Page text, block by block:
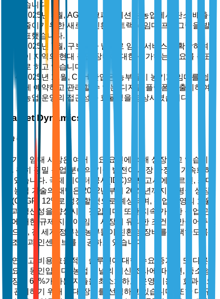
습니다.
2025년 3월, AGCO 코퍼레이션은 농업에서 탄소 배출을
줄이기 위한 새로운 친환경 트랙터 임대 프로그램을 발
표했습니다.
2025년 7월, 구보다가 남미로 임대 서비스를 확장하여
이 지역의 현대 농업 장비에 대한 증가하는 수요를 목표
로 하고 있습니다.
2025년 11월, CNH 산업은 농부들이 농기계 임대를 쉽
게 예약하고 관리할 수 있는 디지털 플랫폼을 출시하여
농업 운영의 접근성과 효율성을 향상시켰습니다.
Market Dynamics
시장 동인
농기계 임대 시장은 여러 주요 요인에 의해 성장하고 있습니
다. 특히 정밀 농업 분야의 기술 발전이 시장 확장을 가속화하
고 있습니다. 국제 데이터 공사(IDC)의 보고서에 따르면, 스마
트 농업 기술의 채택은 2022년부터 2027년까지 연평균 성장
률(CAGR) 12%로 성장할 것으로 예상되며, 농업 운영의 효율
성과 생산성을 향상시킬 것입니다. 또한 지속 가능한 농업 관
행에 대한 규제 지원이 임대 시장에 유리한 조건을 만들어주고
있으며, 전 세계 정부는 농부들이 친환경 장비를 채택하도록
보조금과 인센티브를 제공하고 있습니다.
유연하고 비용 효율적인 솔루션에 대한 수요 증가도 또 다른
중요한 동인입니다. 농업 저널의 최신 조사에 따르면, 중소형
농장의 68%가 자본 지출을 최소화하고 운영 비용을 효과적으
로 관리하기 위해 임대 장비를 선택하고 있습니다. 또한 대규